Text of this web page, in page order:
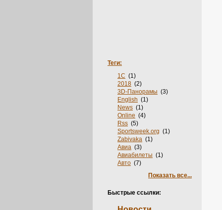
Теги:
1С (1)
2018 (2)
3D-Панорамы (3)
English (1)
News (1)
Online (4)
Rss (5)
Sportsweek.org (1)
Zabivaka (1)
Авиа (3)
Авиабилеты (1)
Авто (7)
Автосервис(3)
Аксессуары(3)
Показать все...
Быстрые ссылки: